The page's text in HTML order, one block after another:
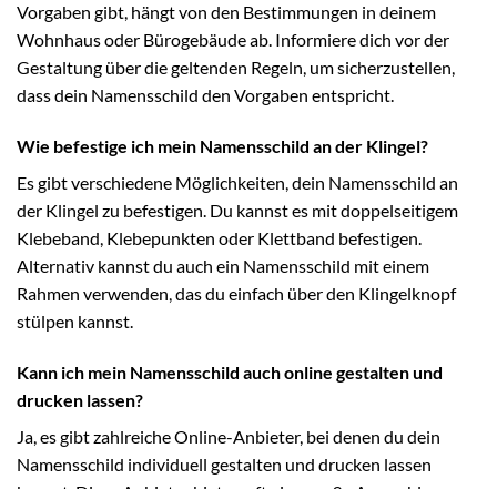
Vorgaben gibt, hängt von den Bestimmungen in deinem
Wohnhaus oder Bürogebäude ab. Informiere dich vor der
Gestaltung über die geltenden Regeln, um sicherzustellen,
dass dein Namensschild den Vorgaben entspricht.
Wie befestige ich mein Namensschild an der Klingel?
Es gibt verschiedene Möglichkeiten, dein Namensschild an
der Klingel zu befestigen. Du kannst es mit doppelseitigem
Klebeband, Klebepunkten oder Klettband befestigen.
Alternativ kannst du auch ein Namensschild mit einem
Rahmen verwenden, das du einfach über den Klingelknopf
stülpen kannst.
Kann ich mein Namensschild auch online gestalten und
drucken lassen?
Ja, es gibt zahlreiche Online-Anbieter, bei denen du dein
Namensschild individuell gestalten und drucken lassen